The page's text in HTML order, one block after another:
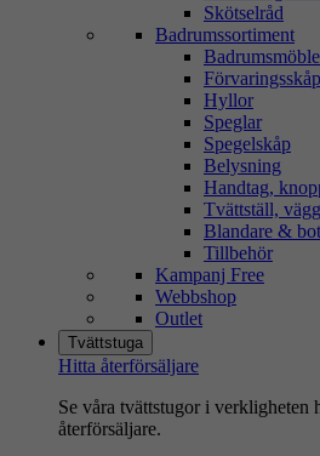
Skötselråd
Badrumssortiment
Förvaringsskåp
Hyllor
Speglar
Spegelskåp
Belysning
Handtag,
Tvättställ,
Blandare &
Tillbehör
Kampanj Free
Webbshop
Outlet
Tvättstuga
Hitta återförsäljare
Se våra tvättstugor i verkligheten
återförsäljare.